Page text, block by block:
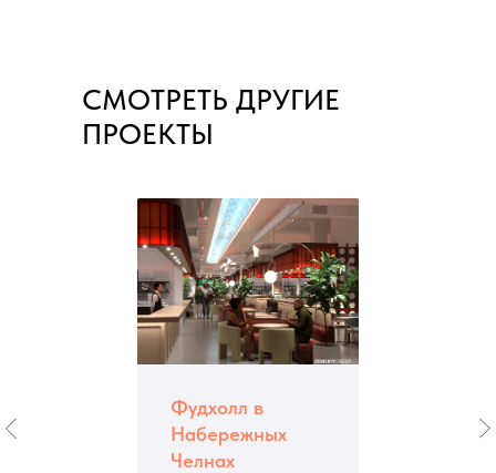
СМОТРЕТЬ ДРУГИЕ
ПРОЕКТЫ
Фудхолл в
Набережных
Челнах